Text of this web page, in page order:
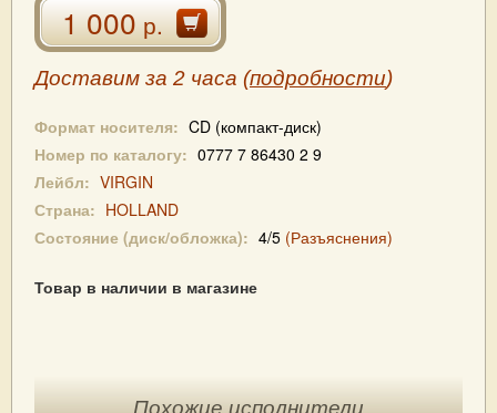
1 000р.
Доставим за 2 часа (подробности)
Формат носителя: CD (компакт-диск)
Номер по каталогу: 0777 7 86430 2 9
Лейбл: VIRGIN
Страна: HOLLAND
Состояние (диск/обложка): 4/5 (Разъяснения)
Товар в наличии в магазине
Похожие исполнители